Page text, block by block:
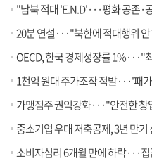
"남북 적대 'E.N.D'···평화 공존·
20분 연설···"북한에 적대행위
OECD, 한국 경제성장률 1%···"
1천억 원대 주가조작 적발···'패
가맹점주 권익강화···"안전한
중소기업 우대 저축공제, 3년 만기
소비자심리 6개월 만에 하락···